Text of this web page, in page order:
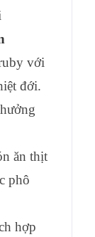
với
đới.
ăn thịt
phô
hợp